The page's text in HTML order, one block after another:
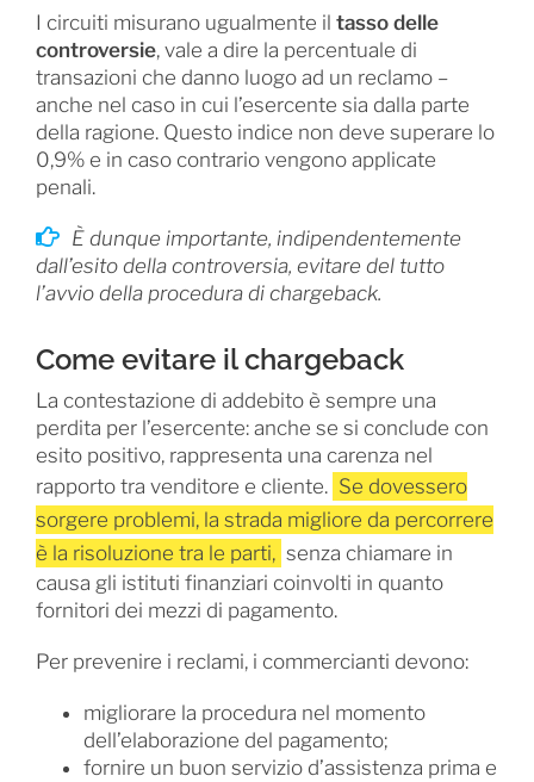
I circuiti misurano ugualmente il tasso delle
controversie, vale a dire la percentuale di
transazioni che danno luogo ad un reclamo –
anche nel caso in cui l’esercente sia dalla parte
della ragione. Questo indice non deve superare lo
0,9% e in caso contrario vengono applicate
penali.
È dunque importante, indipendentemente
dall’esito della controversia, evitare del tutto
l’avvio della procedura di chargeback.
Come evitare il chargeback
La contestazione di addebito è sempre una
perdita per l’esercente: anche se si conclude con
esito positivo, rappresenta una carenza nel
rapporto tra venditore e cliente. Se dovessero
sorgere problemi, la strada migliore da percorrere
è la risoluzione tra le parti, senza chiamare in
causa gli istituti finanziari coinvolti in quanto
fornitori dei mezzi di pagamento.
Per prevenire i reclami, i commercianti devono:
migliorare la procedura nel momento
dell’elaborazione del pagamento;
fornire un buon servizio d’assistenza prima e